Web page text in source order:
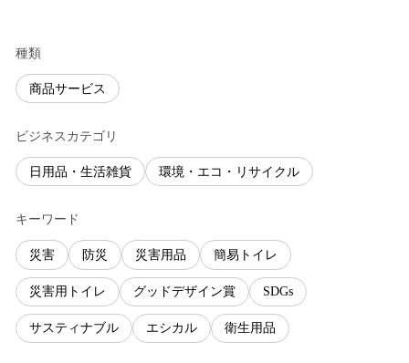
種類
商品サービス
ビジネスカテゴリ
日用品・生活雑貨 環境・エコ・リサイクル
キーワード
災害 防災 災害用品 簡易トイレ
災害用トイレ グッドデザイン賞 SDGs
サスティナブル エシカル 衛生用品